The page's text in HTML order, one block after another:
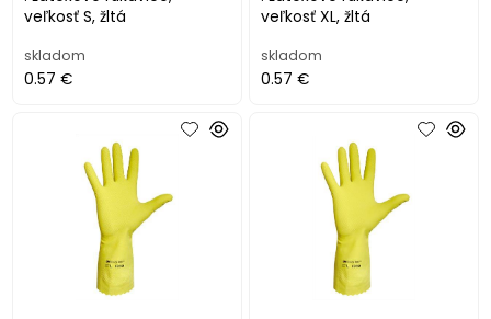
veľkosť S, žltá
skladom
0.57 €
veľkosť XL, žltá
skladom
0.57 €